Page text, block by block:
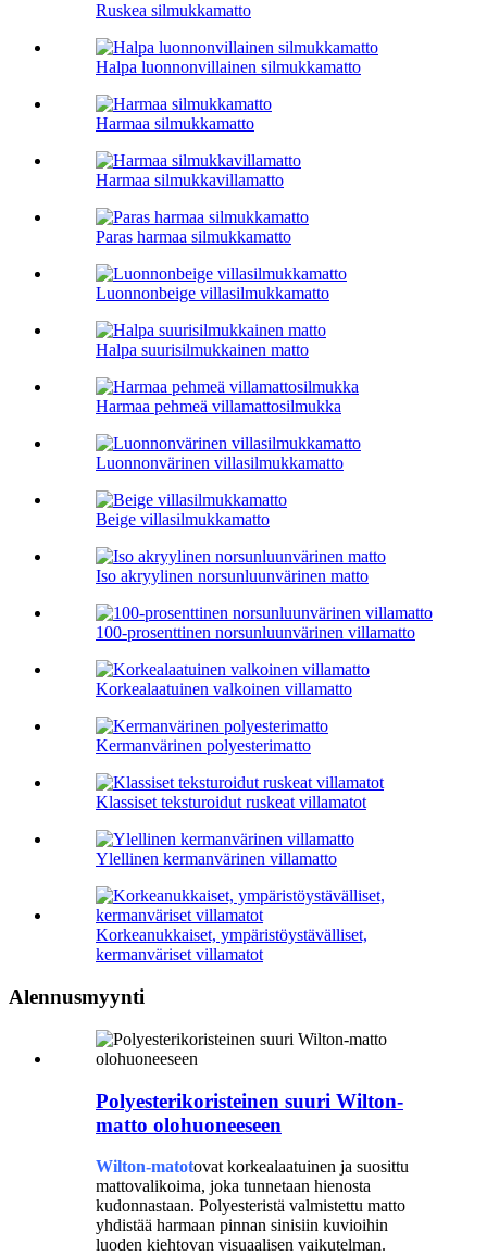
Ruskea silmukkamatto
Halpa luonnonvillainen silmukkamatto
Harmaa silmukkamatto
Harmaa silmukkavillamatto
Paras harmaa silmukkamatto
Luonnonbeige villasilmukkamatto
Halpa suurisilmukkainen matto
Harmaa pehmeä villamattosilmukka
Luonnonvärinen villasilmukkamatto
Beige villasilmukkamatto
Iso akryylinen norsunluunvärinen matto
100-prosenttinen norsunluunvärinen villamatto
Korkealaatuinen valkoinen villamatto
Kermanvärinen polyesterimatto
Klassiset teksturoidut ruskeat villamatot
Ylellinen kermanvärinen villamatto
Korkeanukkaiset, ympäristöystävälliset,
kermanväriset villamatot
Alennusmyynti
Polyesterikoristeinen suuri Wilton-
matto olohuoneeseen
Wilton-matotovat korkealaatuinen ja suosittu
mattovalikoima, joka tunnetaan hienosta
kudonnastaan. Polyesteristä valmistettu matto
yhdistää harmaan pinnan sinisiin kuvioihin
luoden kiehtovan visuaalisen vaikutelman.